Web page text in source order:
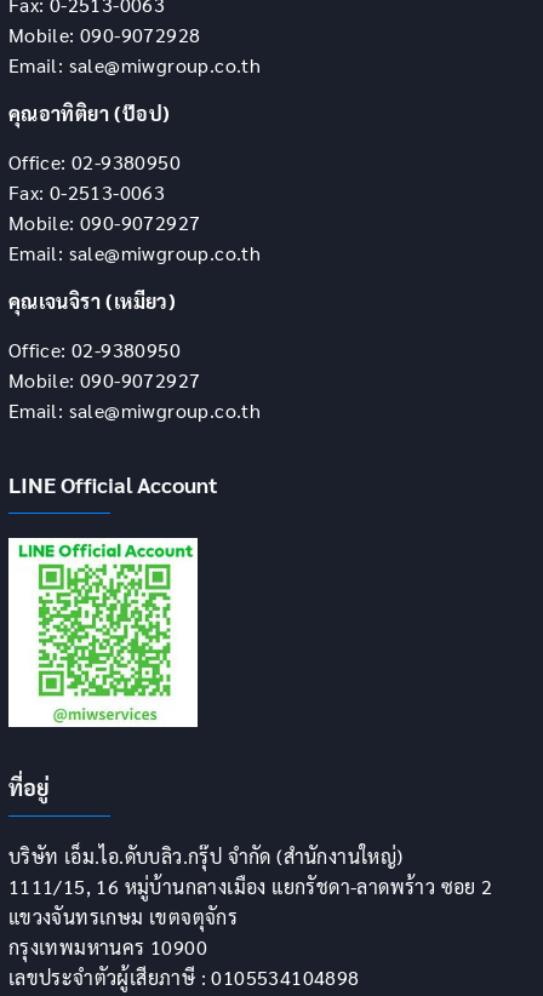
Mobile: 090-9072928
Email: sale@miwgroup.co.th
คุณอาทิติยา (ป๊อป)
Office: 02-9380950
Fax: 0-2513-0063
Mobile: 090-9072927
Email: sale@miwgroup.co.th
คุณเจนจิรา (เหมียว)
Office: 02-9380950
Mobile: 090-9072927
Email: sale@miwgroup.co.th
LINE Official Account
ที่อยู่
บริษัท เอ็ม.ไอ.ดับบลิว.กรุ๊ป จำกัด (สำนักงานใหญ่)
1111/15, 16 หมู่บ้านกลางเมือง แยกรัชดา-ลาดพร้าว ซอย 2
แขวงจันทรเกษม เขตจตุจักร
กรุงเทพมหานคร 10900
เลขประจำตัวผู้เสียภาษี : 0105534104898